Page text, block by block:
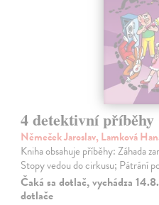
4 detektivní příběhy
Němeček Jaroslav, Lamková
Kniha obsahuje příběhy: Záhada
Stopy vedou do cirkusu; Pátrání
Čaká sa dotlač, vychádza
dotlače